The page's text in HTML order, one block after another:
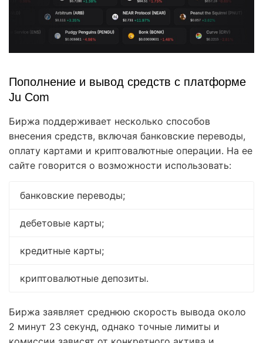
Пополнение и вывод средств с платформе
Ju Com
Биржа поддерживает несколько способов
внесения средств, включая банковские переводы,
оплату картами и криптовалютные операции. На ее
сайте говорится о возможности использовать:
банковские переводы;
дебетовые карты;
кредитные карты;
криптовалютные депозиты.
Биржа заявляет среднюю скорость вывода около
2 минут 23 секунд, однако точные лимиты и